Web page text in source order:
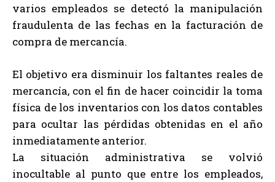
varios empleados se detectó la manipulación
fraudulenta de las fechas en la facturación de
compra de mercancía.
El objetivo era disminuir los faltantes reales de
mercancía, con el fin de hacer coincidir la toma
física de los inventarios con los datos contables
para ocultar las pérdidas obtenidas en el año
inmediatamente anterior.
La situación administrativa se volvió
inocultable al punto que entre los empleados,